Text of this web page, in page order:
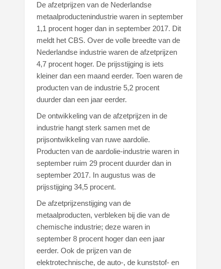
De afzetprijzen van de Nederlandse
metaalproductenindustrie waren in september
1,1 procent hoger dan in september 2017. Dit
meldt het CBS. Over de volle breedte van de
Nederlandse industrie waren de afzetprijzen
4,7 procent hoger. De prijsstijging is iets
kleiner dan een maand eerder. Toen waren de
producten van de industrie 5,2 procent
duurder dan een jaar eerder.
De ontwikkeling van de afzetprijzen in de
industrie hangt sterk samen met de
prijsontwikkeling van ruwe aardolie.
Producten van de aardolie-industrie waren in
september ruim 29 procent duurder dan in
september 2017. In augustus was de
prijsstijging 34,5 procent.
De afzetprijzenstijging van de
metaalproducten, verbleken bij die van de
chemische industrie; deze waren in
september 8 procent hoger dan een jaar
eerder. Ook de prijzen van de
elektrotechnische, de auto-, de kunststof- en